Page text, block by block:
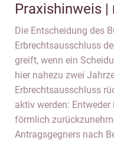
Praxishinweis |
Die Entscheidung des
Erbrechtsausschluss
greift, wenn ein
hier nahezu zwei
Erbrechtsausschluss
aktiv werden:
förmlich
Antragsgegners nach